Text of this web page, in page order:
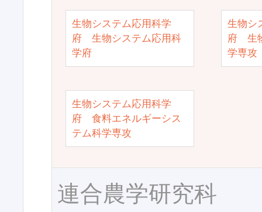
生物システム応用科学
府 生物システム応用科
学府
生物シ
府 生
学専攻
生物システム応用科学
府 食料エネルギーシス
テム科学専攻
連合農学研究科